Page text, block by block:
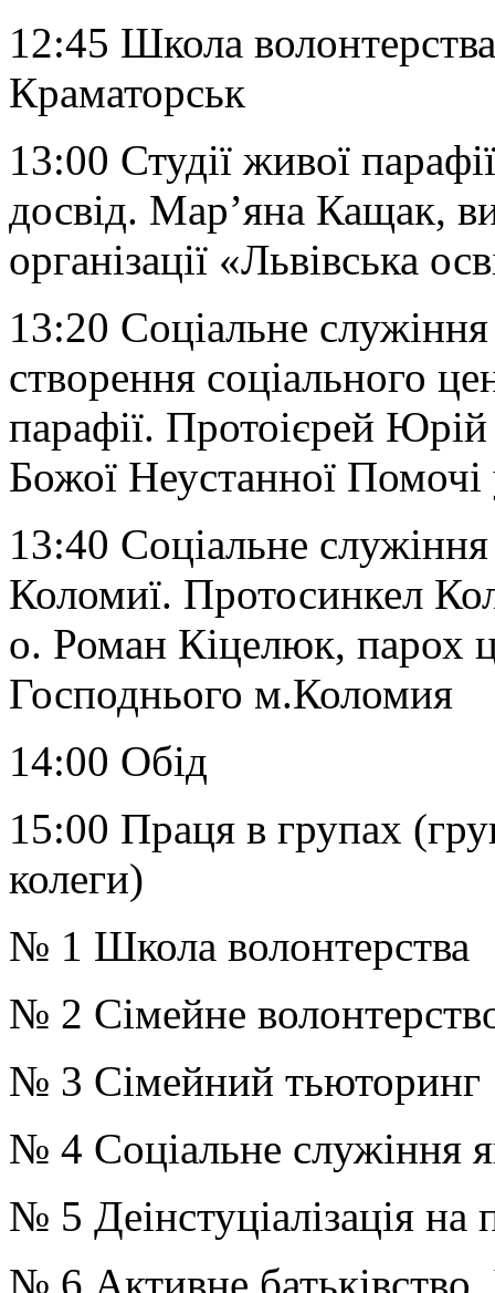
12:45 Школа
Краматорськ
13:00 Студії живої
досвід. Мар’яна Кащак,
організації «Львівська
13:20 Соціальне
створення соціального
парафії. Протоієрей
Божої Неустанної
13:40 Соціальне
Коломиї. Протосинкел
о. Роман Кіцелюк, парох
Господнього м.Коломия
14:00 Обід
15:00 Праця в групах
колеги)
№ 1 Школа волонтерства
№ 2 Сімейне
№ 3 Сімейний тьюторинг
№ 4 Соціальне служіння
№ 5 Деінстуціалізація на
№ 6 Активне батьківство.